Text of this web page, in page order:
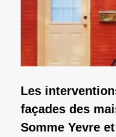
Les
façades des
Somme Yevre